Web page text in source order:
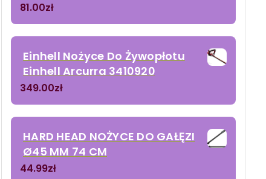
81.00zł
Einhell Nożyce Do Żywopłotu
Einhell Arcurra 3410920
349.00zł
HARD HEAD NOŻYCE DO GAŁĘZI
Ø45 MM 74 CM
44.99zł